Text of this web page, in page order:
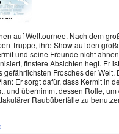
auf Welttournee. Nach dem
Truppe, ihre Show auf den
und seine Freunde nicht
finstere Absichten hegt. Er
gefährlichsten Frosches der
Er sorgt dafür, dass Kermit in
und übernimmt dessen Rolle,
Raubüberfälle zu